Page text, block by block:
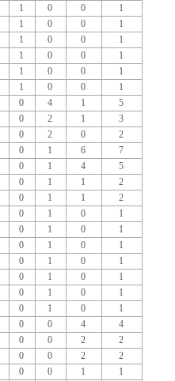
1 0 0
1
1 0 0
1
1 0 0
1
1 0 0
1
1 0 0
1
1 0 0
1
0 4 1
5
0 2 1
3
0 2 0
2
0 1 6
7
0 1 4
5
0 1 1
2
0 1 1
2
0 1 0
1
0 1 0
1
0 1 0
1
0 1 0
1
0 1 0
1
0 1 0
1
0 1 0
1
0 0 4
4
0 0 2
2
0 0 2
2
0 0 1
1